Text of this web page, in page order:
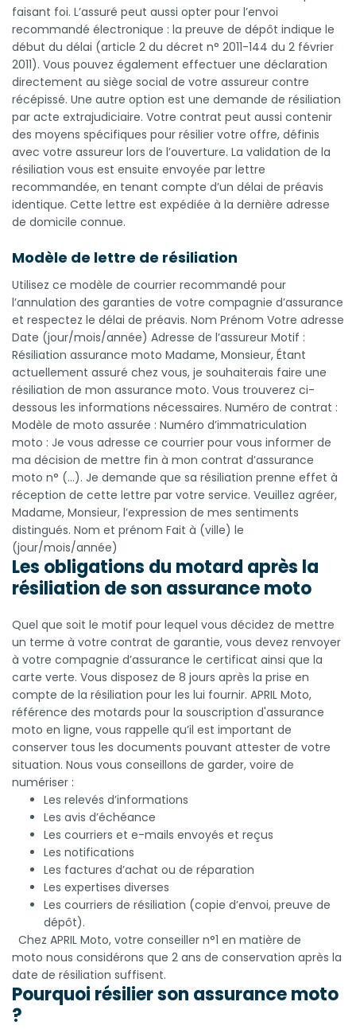
faisant foi. L’assuré peut aussi opter pour l’envoi
recommandé électronique : la preuve de dépôt indique le
début du délai (article 2 du décret n° 2011-144 du 2 février
2011). Vous pouvez également effectuer une déclaration
directement au siège social de votre assureur contre
récépissé. Une autre option est une demande de résiliation
par acte extrajudiciaire. Votre contrat peut aussi contenir
des moyens spécifiques pour résilier votre offre, définis
avec votre assureur lors de l’ouverture. La validation de la
résiliation vous est ensuite envoyée par lettre
recommandée, en tenant compte d’un délai de préavis
identique. Cette lettre est expédiée à la dernière adresse
de domicile connue.
Modèle de lettre de résiliation
Utilisez ce modèle de courrier recommandé pour
l’annulation des garanties de votre compagnie d’assurance
et respectez le délai de préavis. Nom Prénom Votre adresse
Date (jour/mois/année) Adresse de l’assureur Motif :
Résiliation assurance moto Madame, Monsieur, Étant
actuellement assuré chez vous, je souhaiterais faire une
résiliation de mon assurance moto. Vous trouverez ci-
dessous les informations nécessaires. Numéro de contrat :
Modèle de moto assurée : Numéro d’immatriculation
moto : Je vous adresse ce courrier pour vous informer de
ma décision de mettre fin à mon contrat d’assurance
moto n° (…). Je demande que sa résiliation prenne effet à
réception de cette lettre par votre service. Veuillez agréer,
Madame, Monsieur, l’expression de mes sentiments
distingués. Nom et prénom Fait à (ville) le
(jour/mois/année)
Les obligations du motard après la
résiliation de son assurance moto
Quel que soit le motif pour lequel vous décidez de mettre
un terme à votre contrat de garantie, vous devez renvoyer
à votre compagnie d’assurance le certificat ainsi que la
carte verte. Vous disposez de 8 jours après la prise en
compte de la résiliation pour les lui fournir. APRIL Moto,
référence des motards pour la souscription d'assurance
moto en ligne, vous rappelle qu’il est important de
conserver tous les documents pouvant attester de votre
situation. Nous vous conseillons de garder, voire de
numériser :
Les relevés d’informations
Les avis d’échéance
Les courriers et e-mails envoyés et reçus
Les notifications
Les factures d’achat ou de réparation
Les expertises diverses
Les courriers de résiliation (copie d’envoi, preuve de
dépôt).
Chez APRIL Moto, votre conseiller n°1 en matière de
moto nous considérons que 2 ans de conservation après la
date de résiliation suffisent.
Pourquoi résilier son assurance moto
?